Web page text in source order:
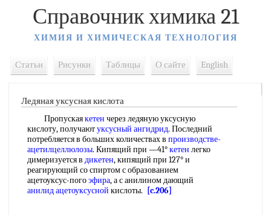
Справочник химика 21
ХИМИЯ И ХИМИЧЕСКАЯ ТЕХНОЛОГИЯ
Статьи Рисунки Таблицы О сайте English
Ледяная уксусная кислота
Пропускаякетен через ледяную уксусную
кислоту, получаютуксусный ангидрид. Последний
потребляется в больших количествах в производстве-
ацетилцеллюлозы. Кипящий при —41°кетен легко
димеризуется в дикетен, кипящий при 127° и
реагирующий со спиртом с образованием
ацетоуксус-погоэфира, а с анилином дающий
анилид ацетоуксусной кислоты. [c.206]